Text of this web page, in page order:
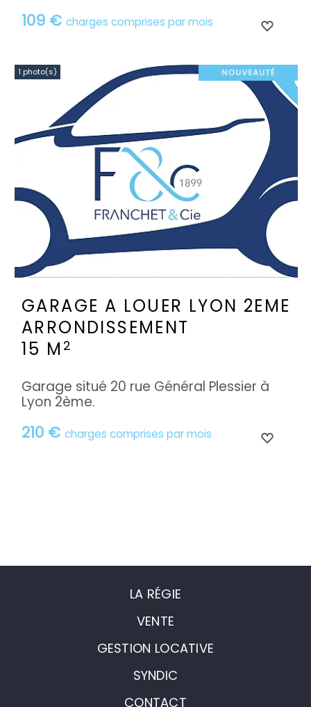
109 € charges comprises par mois
1 photo(s)
GARAGE A LOUER LYON 2EME
ARRONDISSEMENT
15 M 2
210 € charges comprises par mois
Garage situé 20 rue Général Plessier à
Lyon 2ème.
LA RÉGIE
VENTE
GESTION LOCATIVE
SYNDIC
CONTACT